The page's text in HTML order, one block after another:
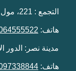
التجمع : 221، مول هلا 314، التسعين الجنوبي.
هاتف:
مدينة نصر: الدور الاول،
هاتف: